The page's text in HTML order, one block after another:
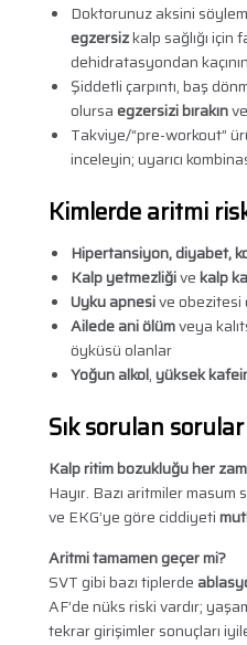
Doktorunuz aksini
egzersizkalp sağlığı için
dehidratasyondan
Şiddetli çarpıntı, baş
olursaegzersizi bırakın
Takviye/“pre-workout”
inceleyin; uyarıcı
Kimlerde aritmi
Hipertansiyon, diyabet,
Kalp yetmezliğivekalp
Uyku apnesive obezitesi
Ailede ani ölümveya
öyküsü olanlar
Yoğun alkol,yüksek
Sık sorulan sorular
Kalp ritim bozukluğu her
Hayır. Bazı aritmiler
ve EKG’ye göre ciddiyeti
Aritmi tamamen geçer mi?
SVT gibi bazı tiplerde
AF’de nüks riski vardır;
tekrar girişimler sonuçları